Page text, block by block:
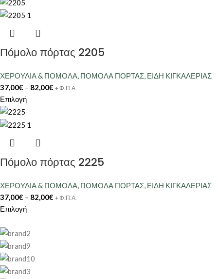
Πόμολο πόρτας 2205
ΧΕΡΟΥΛΙΑ & ΠΟΜΟΛΑ, ΠΟΜΟΛΑ ΠΟΡΤΑΣ, ΕΙΔΗ ΚΙΓΚΑΛΕΡΙΑΣ
37,00€ – 82,00€ + Φ.Π.Α.
Επιλογή
Πόμολο πόρτας 2225
ΧΕΡΟΥΛΙΑ & ΠΟΜΟΛΑ, ΠΟΜΟΛΑ ΠΟΡΤΑΣ, ΕΙΔΗ ΚΙΓΚΑΛΕΡΙΑΣ
37,00€ – 82,00€ + Φ.Π.Α.
Επιλογή